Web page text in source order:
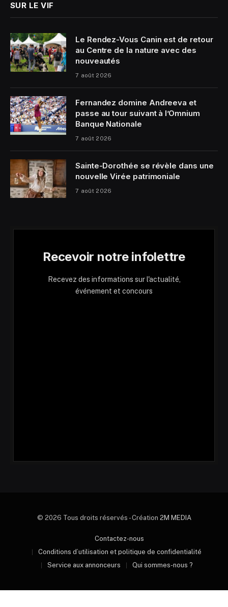
SUR LE VIF
Le Rendez-Vous Canin est de retour
au Centre de la nature avec des
nouveautés
7 août 2026
Fernandez domine Andreeva et
passe au tour suivant à l’Omnium
Banque Nationale
7 août 2026
Sainte-Dorothée se révèle dans une
nouvelle Virée patrimoniale
7 août 2026
Recevoir notre infolettre
Recevez des informations sur l'actualité,
événement et concours
© 2026 Tous droits réservés - Création 2M MEDIA
Contactez-nous
Conditions d’utilisation et politique de confidentialité
Service aux annonceurs
Qui sommes-nous ?